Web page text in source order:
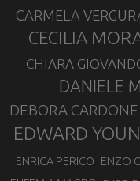
CARMELA
CECILIA
CHIARA
DANIELE
DEBORA CARDONE
EDWARD
ENRICA PERICO ENZO